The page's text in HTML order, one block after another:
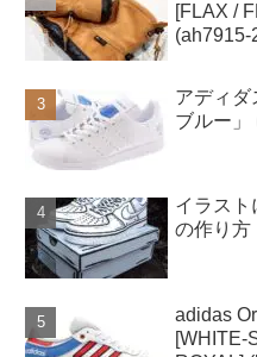
[FLAX /
(ah7915-
アディダ
ブルー」
イラスト
の作り方
adidas
[WHITE-